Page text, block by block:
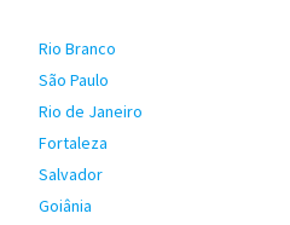
Rio Branco
São Paulo
Rio de Janeiro
Fortaleza
Salvador
Goiânia